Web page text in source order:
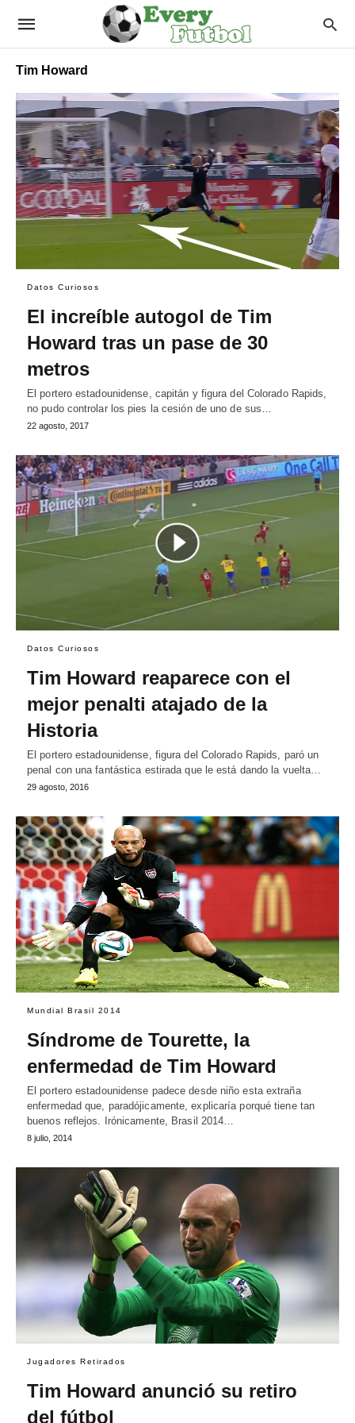
Tim Howard
Datos Curiosos
El increíble autogol de Tim
Howard tras un pase de 30
metros
El portero estadounidense, capitán y figura del Colorado Rapids,
no pudo controlar los pies la cesión de uno de sus…
22 agosto, 2017
Datos Curiosos
Tim Howard reaparece con el
mejor penalti atajado de la
Historia
El portero estadounidense, figura del Colorado Rapids, paró un
penal con una fantástica estirada que le está dando la vuelta…
29 agosto, 2016
Mundial Brasil 2014
Síndrome de Tourette, la
enfermedad de Tim Howard
El portero estadounidense padece desde niño esta extraña
enfermedad que, paradójicamente, explicaría porqué tiene tan
buenos reflejos. Irónicamente, Brasil 2014…
8 julio, 2014
Jugadores Retirados
Tim Howard anunció su retiro
del fútbol